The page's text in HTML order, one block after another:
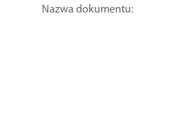
Nazwa dokumentu: